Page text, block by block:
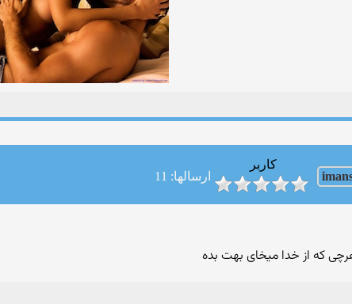
کاربر
ارسالها: 11
که از خدا میخای بهت بده